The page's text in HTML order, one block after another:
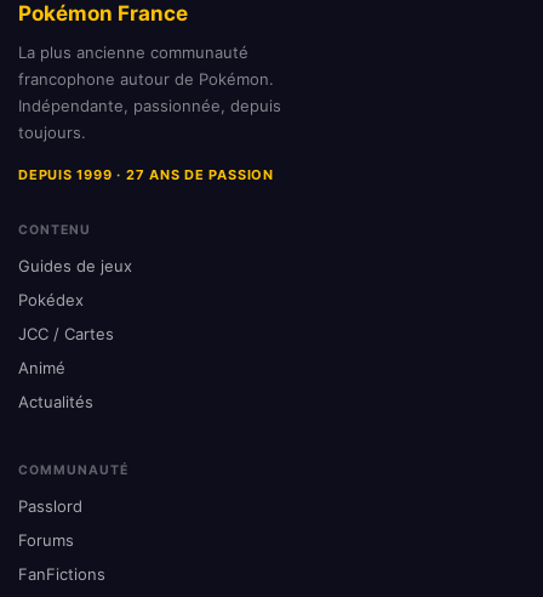
Pokémon France
La plus ancienne communauté
francophone autour de Pokémon.
Indépendante, passionnée, depuis
toujours.
DEPUIS 1999 · 27 ANS DE PASSION
CONTENU
Guides de jeux
Pokédex
JCC / Cartes
Animé
Actualités
COMMUNAUTÉ
Passlord
Forums
FanFictions